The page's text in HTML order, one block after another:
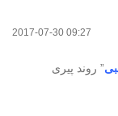
2017-07-30 09:27
” روند پیری